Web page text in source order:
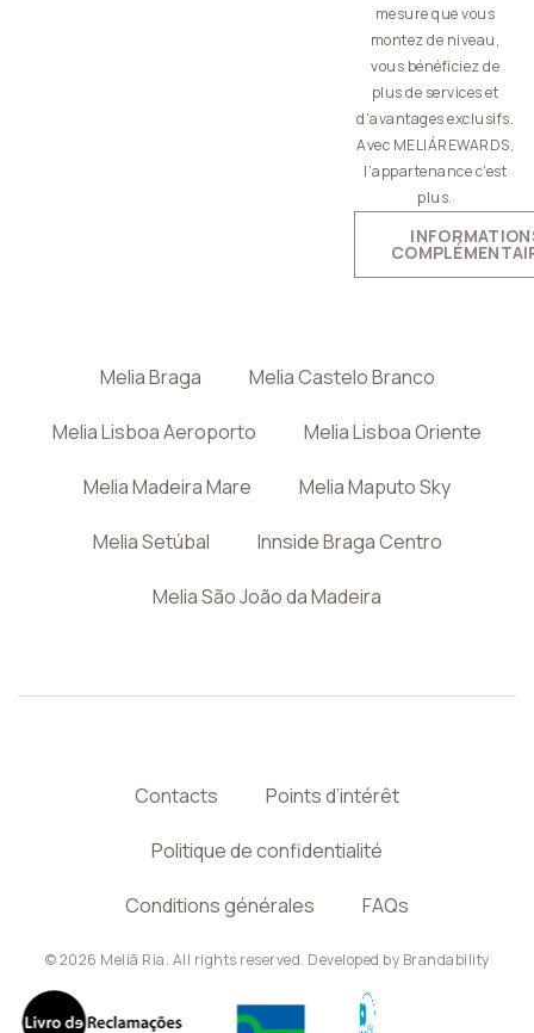
mesure que vous
montez de niveau,
vous bénéficiez de
plus de services et
d’avantages exclusifs.
Avec MELIÁREWARDS,
l’appartenance c’est
plus.
Melia Braga Melia Castelo Branco
Melia Lisboa Aeroporto Melia Lisboa Oriente
Melia Madeira Mare Melia Maputo Sky
Melia Setúbal Innside Braga Centro
Melia São João da Madeira
Contacts Points d’intérêt
Politique de confidentialité
Conditions générales FAQs
© 2026 Meliã Ria. All rights reserved. Developed by Brandability